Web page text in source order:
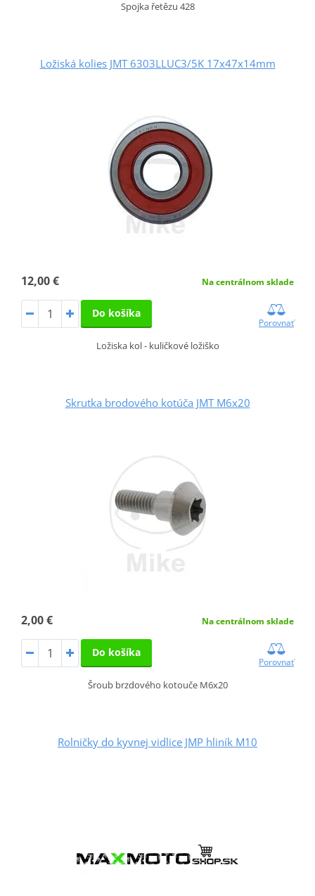
Spojka řetězu 428
Ložiská kolies JMT 6303LLUC3/5K 17x47x14mm
12,00 € Na centrálnom sklade
Do košíka
Porovnať
Ložiska kol - kuličkové ložiško
Skrutka brodového kotúča JMT M6x20
2,00 € Na centrálnom sklade
Do košíka
Porovnať
Šroub brzdového kotouče M6x20
Rolničky do kyvnej vidlice JMP hliník M10